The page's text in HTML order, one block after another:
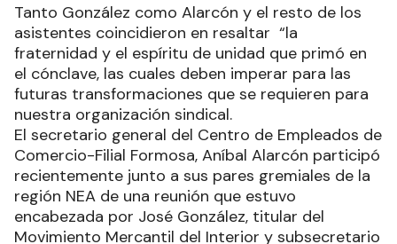
Tanto González como Alarcón y el resto de los
asistentes coincidieron en resaltar “la
fraternidad y el espíritu de unidad que primó en
el cónclave, las cuales deben imperar para las
futuras transformaciones que se requieren para
nuestra organización sindical.
El secretario general del Centro de Empleados de
Comercio-Filial Formosa, Aníbal Alarcón participó
recientemente junto a sus pares gremiales de la
región NEA de una reunión que estuvo
encabezada por José González, titular del
Movimiento Mercantil del Interior y subsecretario